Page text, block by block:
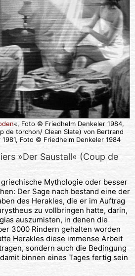
«, Foto © Friedhelm Denkeler 1984,
de torchon/ Clean Slate) von Bertrand
Foto © Friedhelm Denkeler 1984
»Der Saustall« (Coup de
Mythologie oder besser
Der Sage nach bestand eine der
des Herakles, die er im Auftrag
zu vollbringen hatte, darin,
auszumisten, in denen die
3000 Rindern gehalten worden
Herakles diese immense Arbeit
sondern auch die Bedingung
binnen eines Tages fertig sein